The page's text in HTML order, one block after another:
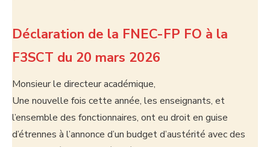
Déclaration de la FNEC-FP FO à la
F3SCT du 20 mars 2026
Monsieur le directeur académique,
Une nouvelle fois cette année, les enseignants, et
l’ensemble des fonctionnaires, ont eu droit en guise
d’étrennes à l’annonce d’un budget d’austérité avec des